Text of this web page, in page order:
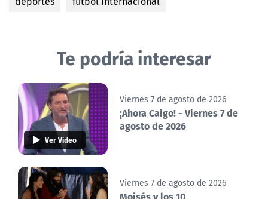
Te podría interesar
Ver Video
Viernes 7 de agosto de 2026
¡Ahora Caigo! - Viernes 7 de
agosto de 2026
Viernes 7 de agosto de 2026